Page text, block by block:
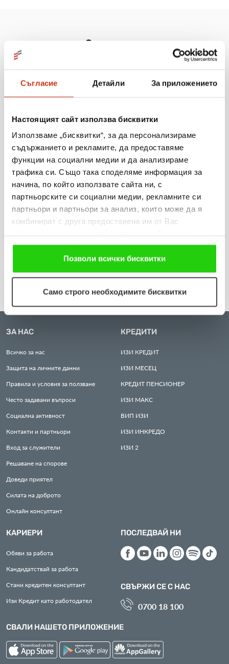
Съгласие Детайли За приложението
Настоящият сайт използва бисквитки
Използваме „бисквитки“, за да персонализираме
съдържанието и рекламите, да предоставяме
функции на социални медии и да анализираме
трафика си. Също така споделяме информация за
начина, по който използвате сайта ни, с
партньорските си социални медии, рекламните си
партньори и партньори за анализ, които може да я
комбинират с друга предоставена им от Вас
ползването от Ваша страна на услугите им. Ако
продължавате да използвате нашия уебсайт, Вие се
съгласявате с нашите "бисквитки".
Позволи всички бисквитки
Само строго необходимите бисквитки
Още новини
06.08.2026
сбъднати желания и 203 изненади
Виж повече
31.07.2026
„Мобилен кабинет за репродуктивно здраве“
посети три населени места в община Разград
Виж повече
ЗА НАС
Всичко за нас
Защита на личните данни
Правила и условия за ползване
Често задавани въпроси
Социална активност
Контакти и партньори
Вход за служители
Решаване на спорове
Доведи приятел
Силата на доброто
Онлайн консултант
КРЕДИТИ
ИЗИ КРЕДИТ
ИЗИ МЕСЕЦ
КРЕДИТ ПЕНСИОНЕР
ИЗИ МАКС
ВИП ИЗИ
ИЗИ ИНКРЕДО
ИЗИ 2
КАРИЕРИ
Обяви за работа
Кандидатствай за работа
Стани кредитен консултант
Изи Кредит като работодател
ПОСЛЕДВАЙ НИ
СВЪРЖИ СЕ С НАС
0700 18 100
СВАЛИ НАШЕТО ПРИЛОЖЕНИЕ